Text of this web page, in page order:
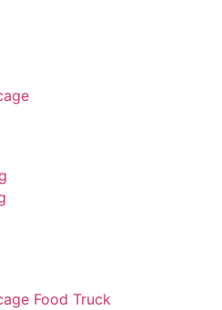
Food Truck